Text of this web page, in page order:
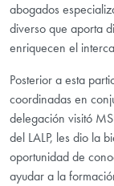
abogados
diverso que aporta
enriquecen el
Posterior a esta
coordinadas en
delegación visitó
del LALP, les dio la
oportunidad de
ayudar a la